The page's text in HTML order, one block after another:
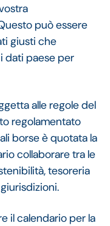
può essere
giusti che
dati paese per
alle regole del
regolamentato
borse è quotata la
collaborare tra le
tesoreria
il calendario per la